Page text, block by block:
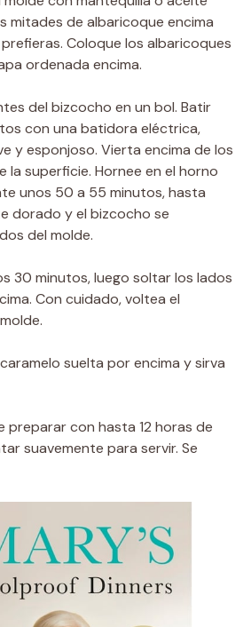
mitades de albaricoque encima
Coloque los albaricoques
ordenada encima.
del bizcocho en un bol. Batir
con una batidora eléctrica,
y esponjoso. Vierta encima de los
la superficie. Hornee en el horno
unos 50 a 55 minutos, hasta
dorado y el bizcocho se
del molde.
30 minutos, luego soltar los lados
Con cuidado, voltea el
suelta por encima y sirva
preparar con hasta 12 horas de
suavemente para servir. Se